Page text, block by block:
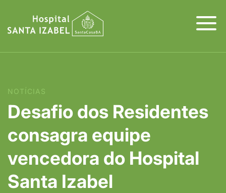
NOTÍCIAS
Desafio dos Residentes
consagra equipe
vencedora do Hospital
Santa Izabel